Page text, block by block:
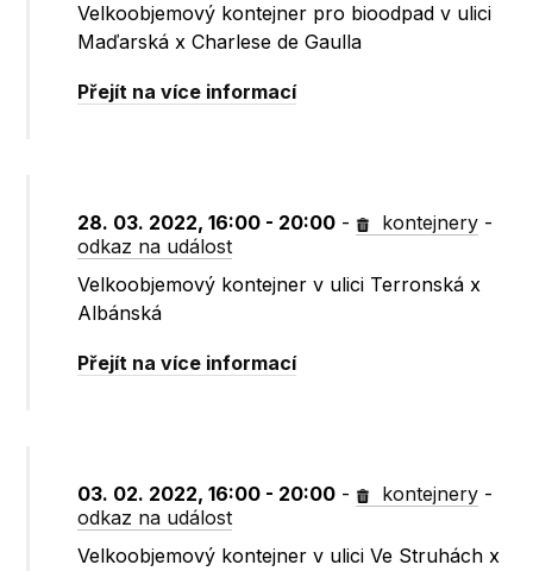
Velkoobjemový kontejner pro bioodpad v ulici
Maďarská x Charlese de Gaulla
Přejít na více informací
28. 03. 2022, 16:00 - 20:00 - kontejnery -
odkaz na událost
Velkoobjemový kontejner v ulici Terronská x
Albánská
Přejít na více informací
03. 02. 2022, 16:00 - 20:00 - kontejnery -
odkaz na událost
Velkoobjemový kontejner v ulici Ve Struhách x